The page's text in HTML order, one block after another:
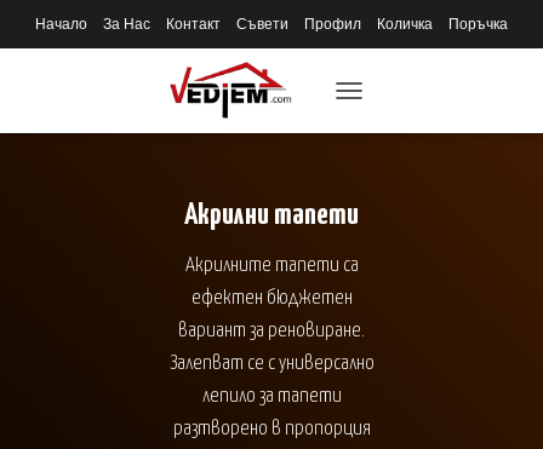
Начало За Нас Контакт Съвети Профил Количка Поръчка
NAVIGATION
Акрилни тапети
Акрилните тапети са
ефектен бюджетен
вариант за реновиране.
Залепват се с универсално
лепило за тапети
разтворено в пропорция